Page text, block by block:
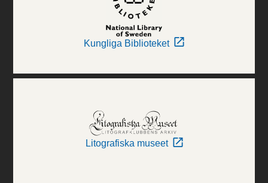
Kungliga Biblioteket
Litografiska museet